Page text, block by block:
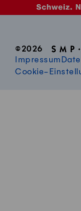
©2026
Impressum
Cookie-